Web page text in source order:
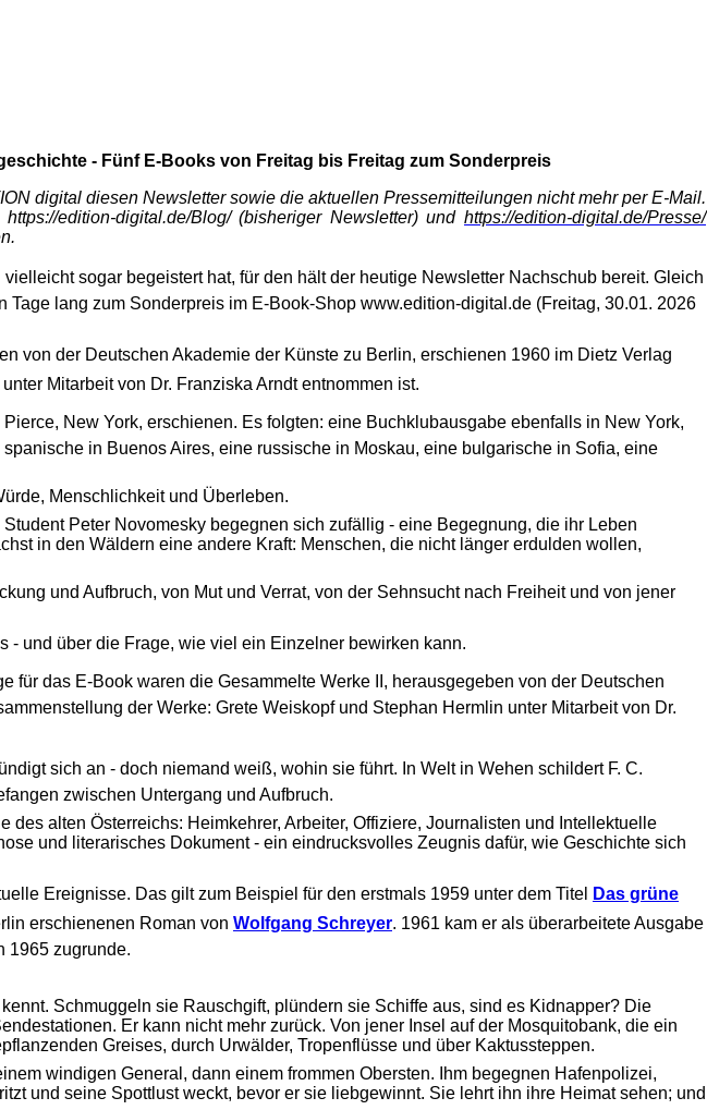
- FünfE-Books von Freitag bis Freitag zum Sonderpreis
digital diesen Newsletter sowie die aktuellen Pressemitteilungen nicht mehr per E-Mail.
edition-digital.de/Blog/ (bisheriger Newsletter) und https://edition-digital.de/Presse/
sogar begeistert hat, für den hält der heutige Newsletter Nachschub bereit. Gleich
lang zum Sonderpreis im E-Book-Shop www.edition-digital.de (Freitag, 30.01. 2026
von der Deutschen Akademie der Künste zu Berlin, erschienen 1960 im Dietz Verlag
Mitarbeit von Dr. Franziska Arndt entnommen ist.
New York, erschienen. Es folgten: eine Buchklubausgabe ebenfalls in New York,
in Buenos Aires, eine russische in Moskau, eine bulgarische in Sofia, eine
Menschlichkeit und Überleben.
Peter Novomesky begegnen sich zufällig - eine Begegnung, die ihr Leben
in den Wäldern eine andere Kraft: Menschen, die nicht länger erdulden wollen,
und Aufbruch, von Mut und Verrat, von der Sehnsucht nach Freiheit und von jener
- und über die Frage, wie viel ein Einzelner bewirken kann.
für das E-Book waren die Gesammelte Werke II, herausgegeben von der Deutschen
der Werke: Grete Weiskopf und Stephan Hermlin unter Mitarbeit von Dr.
sich an - doch niemand weiß, wohin sie führt. In Welt in Wehen schildert F. C.
zwischen Untergang und Aufbruch.
alten Österreichs: Heimkehrer, Arbeiter, Offiziere, Journalisten und Intellektuelle
und literarisches Dokument - ein eindrucksvolles Zeugnis dafür, wie Geschichte sich
Ereignisse. Das gilt zum Beispiel für den erstmals 1959 unter dem Titel 
Das grüne
erschienenen Roman von Wolfgang Schreyer. 1961 kam er als überarbeitete Ausgabe
1965 zugrunde.
Schmuggeln sie Rauschgift, plündern sie Schiffe aus, sind es Kidnapper? Die
Er kann nicht mehr zurück. Von jener Insel auf der Mosquitobank, die ein
Greises, durch Urwälder, Tropenflüsse und über Kaktussteppen.
windigen General, dann einem frommen Obersten. Ihm begegnen Hafenpolizei,
und seine Spottlust weckt, bevor er sie liebgewinnt. Sie lehrt ihn ihre Heimat sehen; und